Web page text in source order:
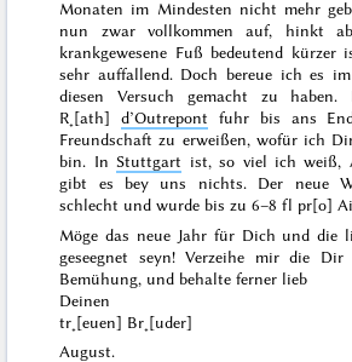
Monaten im Mindesten nicht mehr
nun zwar vollkommen auf, hinkt
krankgewesene Fuß bedeutend kürzer
sehr auffallend. Doch bereue ich es
diesen Versuch gemacht zu haben.
R˖[ath]d’Outrepont fuhr bis ans
Freundschaft zu erweißen, wofür ich
bin. InStuttgart ist, so viel ich weiß,
gibt es bey uns nichts. Der neue
schlecht und wurde bis zu 6–8 fl pr[o]
Möge das neue Jahr für Dich und die
geseegnet seyn! Verzeihe mir die Dir
Bemühung, und behalte ferner lieb
Deinen
tr˖[euen] Br˖[uder]
August.